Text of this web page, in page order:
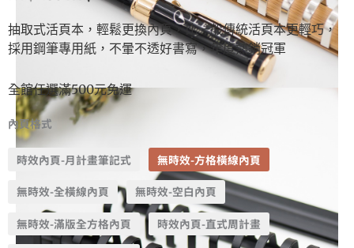
抽取式活頁本，輕鬆更換內頁，比一般傳統活頁本更輕巧，
採用鋼筆專用紙，不暈不透好書寫，年度熱銷冠軍
全館任選滿500元免運
內頁格式
時效內頁-月計畫筆記式 無時效-方格橫線內頁
無時效-全橫線內頁 無時效-空白內頁
無時效-滿版全方格內頁 時效內頁-直式周計畫